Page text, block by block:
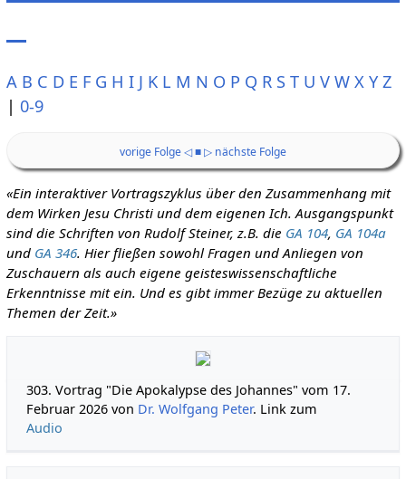
A B C D E F G H I J K L M N O P Q R S T U V W X Y Z
| 0-9
vorige Folge ◁■▷ nächste Folge
«Ein interaktiver Vortragszyklus über den Zusammenhang mit
dem Wirken Jesu Christi und dem eigenen Ich. Ausgangspunkt
sind die Schriften von Rudolf Steiner, z.B. die GA 104, GA 104a
und GA 346. Hier fließen sowohl Fragen und Anliegen von
Zuschauern als auch eigene geisteswissenschaftliche
Erkenntnisse mit ein. Und es gibt immer Bezüge zu aktuellen
Themen der Zeit.»
303. Vortrag "Die Apokalypse des Johannes" vom 17.
Februar 2026 von Dr. Wolfgang Peter. Link zum
Audio